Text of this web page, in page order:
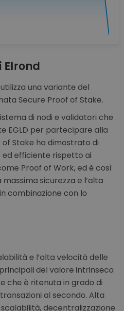
Elrond
una variante del
Secure Proof of Stake.
di nodi e validatori che
EGLD per partecipare alla
Stake ha dimostrato di
efficiente rispetto ai
Proof of Work, ed è così
sicurezza e l’alta
combinazione con lo
e l’alta velocità delle
del valore intrinseco
che è ritenuta in grado di
al secondo. Alta
decentralizzazione